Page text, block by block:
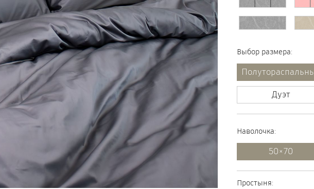
Выбор размера:
Дуэт
Пододеяльник:
145×205
180×200
Наволочка:
50×70
Простыня: